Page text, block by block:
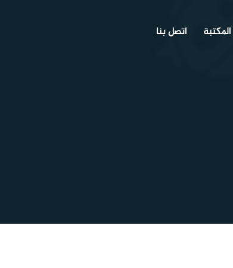
المكتبة اتصل بنا